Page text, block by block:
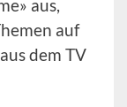
aus,
auf
dem TV